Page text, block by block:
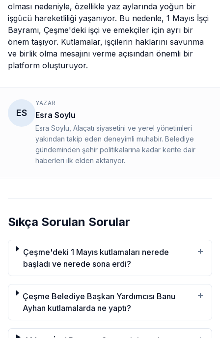
olması nedeniyle, özellikle yaz aylarında yoğun bir
işgücü hareketliliği yaşanıyor. Bu nedenle, 1 Mayıs İşçi
Bayramı, Çeşme'deki işçi ve emekçiler için ayrı bir
önem taşıyor. Kutlamalar, işçilerin haklarını savunma
ve birlik olma mesajını verme açısından önemli bir
platform oluşturuyor.
ES
YAZAR
Esra Soylu
Esra Soylu, Alaçatı siyasetini ve yerel yönetimleri
yakından takip eden deneyimli muhabir. Belediye
gündeminden şehir politikalarına kadar kente dair
haberleri ilk elden aktarıyor.
Sıkça Sorulan Sorular
Çeşme'deki 1 Mayıs kutlamaları nerede
başladı ve nerede sona erdi?
+
Çeşme Belediye Başkan Yardımcısı Banu
Ayhan kutlamalarda ne yaptı?
+